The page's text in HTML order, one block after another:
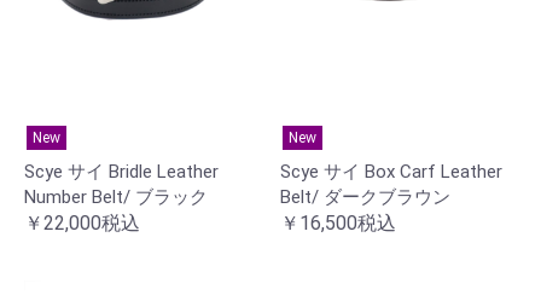
New
Scye サイ Bridle Leather
Number Belt/ ブラック
￥22,000税込
New
Scye サイ Box Carf Leather
Belt/ ダークブラウン
￥16,500税込